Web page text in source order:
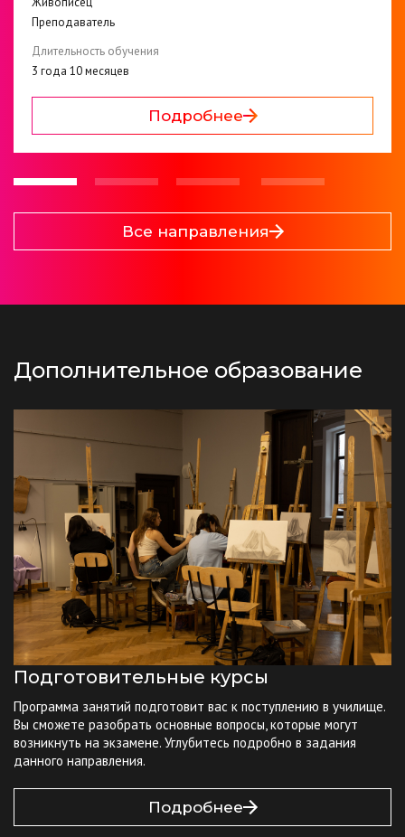
Преподаватель
Длительность обучения
3 года 10 месяцев
Подробнее
Все направления
Дополнительное образование
Подготовительные курсы
Программа занятий подготовит вас к поступлению в училище.
Вы сможете разобрать основные вопросы, которые могут
возникнуть на экзамене. Углубитесь подробно в задания
данного направления.
Подробнее